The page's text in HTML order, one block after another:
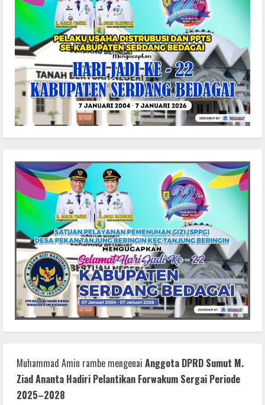
Muhammad Amin rambe mengenai Anggota DPRD Sumut M.
Ziad Ananta Hadiri Pelantikan Forwakum Sergai Periode
2025–2028